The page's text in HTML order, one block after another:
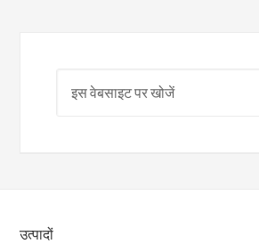
उत्पादों